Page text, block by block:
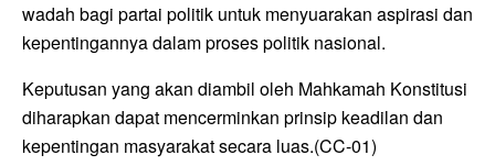
wadah bagi partai politik untuk menyuarakan aspirasi dan
kepentingannya dalam proses politik nasional.
Keputusan yang akan diambil oleh Mahkamah Konstitusi
diharapkan dapat mencerminkan prinsip keadilan dan
kepentingan masyarakat secara luas.(CC-01)